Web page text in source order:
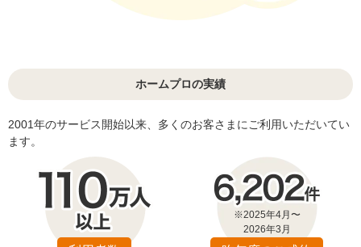
ホームプロの実績
2001年のサービス開始以来、多くのお客さまにご利用いただいてい
ます。
※2025年4月〜
2026年3月